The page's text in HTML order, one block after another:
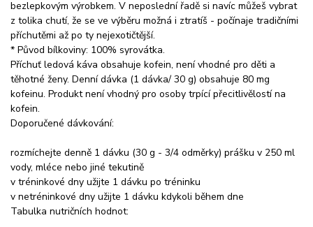
bezlepkovým výrobkem. V neposlední řadě si navíc můžeš vybrat
z tolika chutí, že se ve výběru možná i ztratíš - počínaje tradičními
příchutěmi až po ty nejexotičtější.
* Původ bílkoviny: 100% syrovátka.
Příchuť ledová káva obsahuje kofein, není vhodné pro děti a
těhotné ženy. Denní dávka (1 dávka/ 30 g) obsahuje 80 mg
kofeinu. Produkt není vhodný pro osoby trpící přecitlivělostí na
kofein.
Doporučené dávkování:
rozmíchejte denně 1 dávku (30 g - 3/4 odměrky) prášku v 250 ml
vody, mléce nebo jiné tekutině
v tréninkové dny užijte 1 dávku po tréninku
v netréninkové dny užijte 1 dávku kdykoli během dne
Tabulka nutričních hodnot: